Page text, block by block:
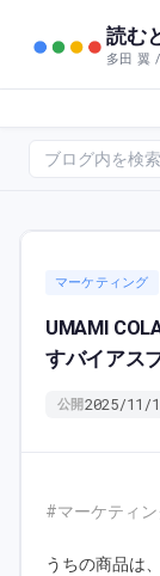
読む
多田 翼
マーケティング
UMAMI
すバイアス
公開2025/11/
#マーケティ
うちの商品は